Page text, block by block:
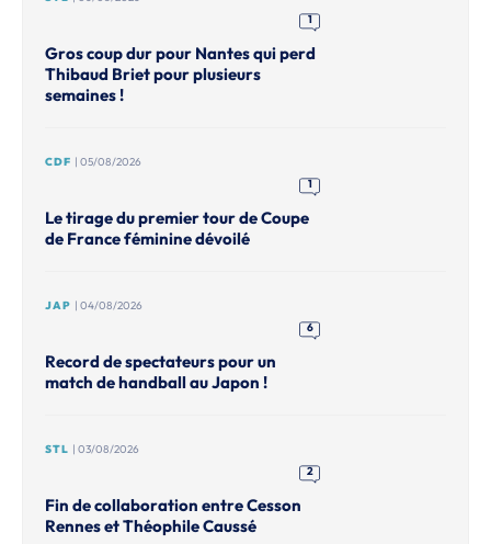
1
Gros coup dur pour Nantes qui perd
Thibaud Briet pour plusieurs
semaines !
CDF | 05/08/2026
1
Le tirage du premier tour de Coupe
de France féminine dévoilé
JAP | 04/08/2026
6
Record de spectateurs pour un
match de handball au Japon !
STL | 03/08/2026
2
Fin de collaboration entre Cesson
Rennes et Théophile Caussé